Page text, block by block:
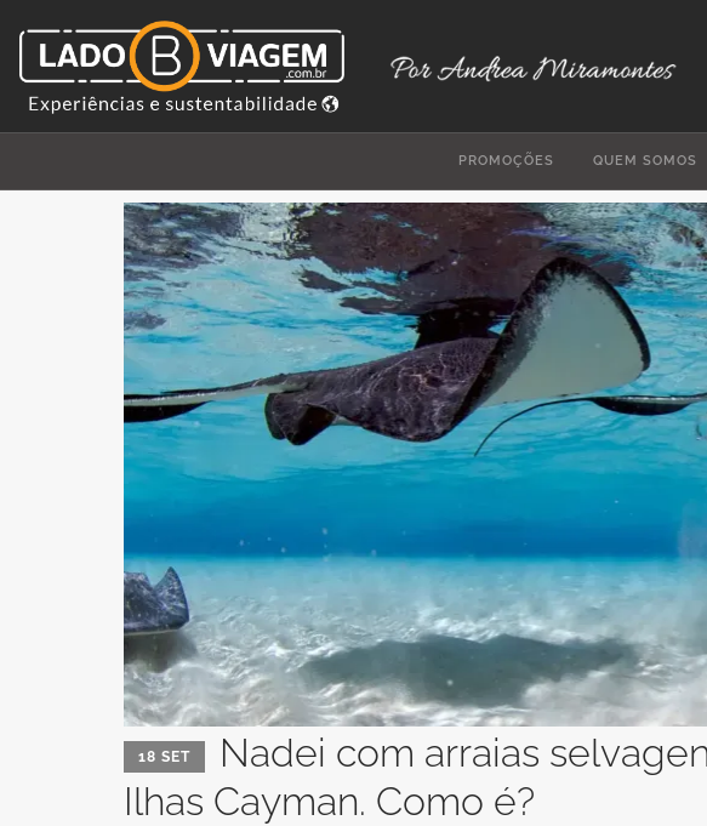
PROMOÇÕES QUEM SOMOS
18 SET
Nadei com arraias
Ilhas Cayman. Como é?